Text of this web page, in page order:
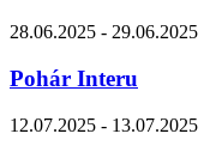
28.06.2025 - 29.06.2025
Pohár Interu
12.07.2025 - 13.07.2025